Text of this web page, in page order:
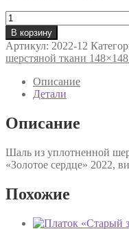
составляла
10790,00 ₽.
Количество
товара
Платок
«Золотое
сердце»
2022-
В корзину
Артикул: 2022-12
шерстяной ткани
Описание
Детали
Описание
Шаль из уплотненной
«Золотое сердце» 2022,
Похожие